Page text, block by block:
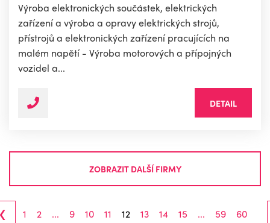
Výroba elektronických součástek, elektrických
zařízení a výroba a opravy elektrických strojů,
přístrojů a elektronických zařízení pracujících na
malém napětí - Výroba motorových a přípojných
vozidel a...
DETAIL
ZOBRAZIT DALŠÍ FIRMY
1 2 ... 9 10 11 12 13 14 15 ... 59 60